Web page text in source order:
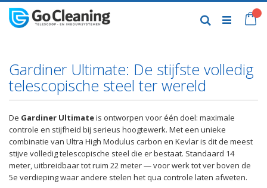
Skip
to
Content
Search
Gardiner Ultimate: De stijfste volledig
telescopische steel ter wereld
De Gardiner Ultimateis ontworpen voor één doel: maximale
controle en stijfheid bij serieus hoogtewerk. Met een unieke
combinatie van Ultra High Modulus carbon en Kevlar is dit de meest
stijve volledig telescopische steel die er bestaat. Standaard 14
meter, uitbreidbaar tot ruim 22 meter — voor werk tot ver boven de
5e verdieping waar andere stelen het qua controle laten afweten.